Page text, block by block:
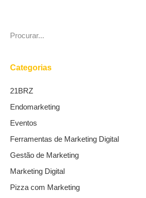
for:
Categorias
21BRZ
Endomarketing
Eventos
Ferramentas de Marketing Digital
Gestão de Marketing
Marketing Digital
Pizza com Marketing